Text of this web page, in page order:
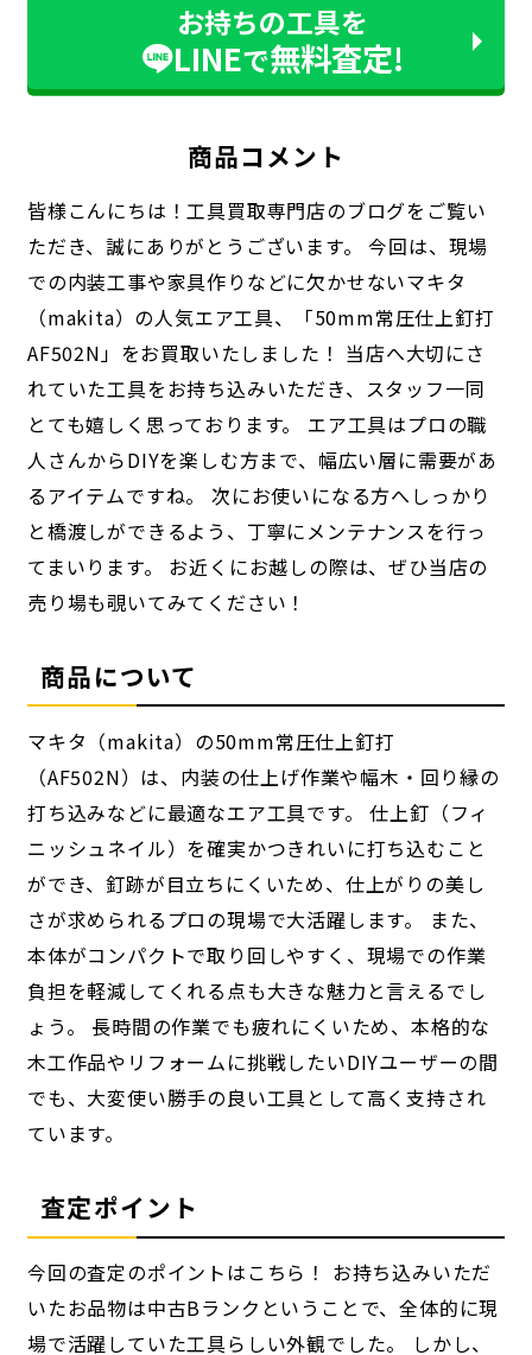
お持ちの工具を
LINEで無料査定!
商品コメント
皆様こんにちは！工具買取専門店のブログをご覧い
ただき、誠にありがとうございます。 今回は、現場
での内装工事や家具作りなどに欠かせないマキタ
（makita）の人気エア工具、「50mm常圧仕上釘打
AF502N」をお買取いたしました！ 当店へ大切にさ
れていた工具をお持ち込みいただき、スタッフ一同
とても嬉しく思っております。 エア工具はプロの職
人さんからDIYを楽しむ方まで、幅広い層に需要があ
るアイテムですね。 次にお使いになる方へしっかり
と橋渡しができるよう、丁寧にメンテナンスを行っ
てまいります。 お近くにお越しの際は、ぜひ当店の
売り場も覗いてみてください！
商品について
マキタ（makita）の50mm常圧仕上釘打
（AF502N）は、内装の仕上げ作業や幅木・回り縁の
打ち込みなどに最適なエア工具です。 仕上釘（フィ
ニッシュネイル）を確実かつきれいに打ち込むこと
ができ、釘跡が目立ちにくいため、仕上がりの美し
さが求められるプロの現場で大活躍します。 また、
本体がコンパクトで取り回しやすく、現場での作業
負担を軽減してくれる点も大きな魅力と言えるでし
ょう。 長時間の作業でも疲れにくいため、本格的な
木工作品やリフォームに挑戦したいDIYユーザーの間
でも、大変使い勝手の良い工具として高く支持され
ています。
査定ポイント
今回の査定のポイントはこちら！ お持ち込みいただ
いたお品物は中古Bランクということで、全体的に現
場で活躍していた工具らしい外観でした。 しかし、